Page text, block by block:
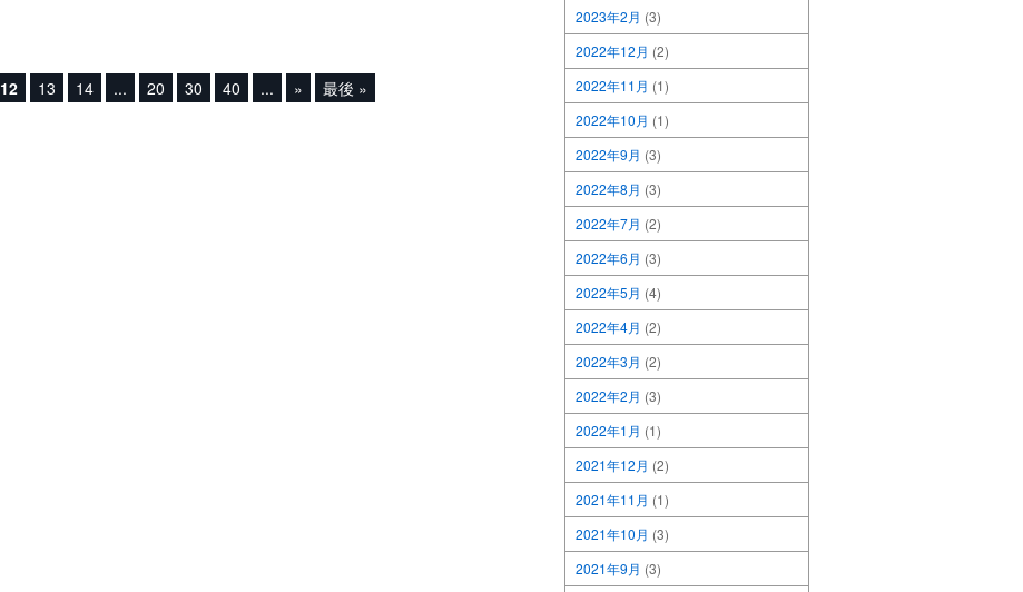
12 13 14 ... 20 30 40 ... » 最後 »
2023年2月 (3)
2022年12月 (2)
2022年11月 (1)
2022年10月 (1)
2022年9月 (3)
2022年8月 (3)
2022年7月 (2)
2022年6月 (3)
2022年5月 (4)
2022年4月 (2)
2022年3月 (2)
2022年2月 (3)
2022年1月 (1)
2021年12月 (2)
2021年11月 (1)
2021年10月 (3)
2021年9月 (3)